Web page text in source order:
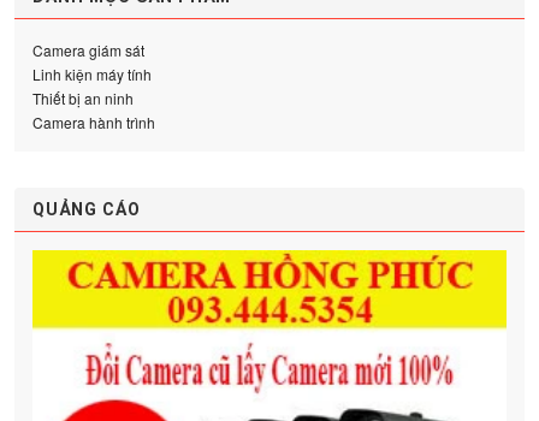
Camera giám sát
Linh kiện máy tính
Thiết bị an ninh
Camera hành trình
QUẢNG CÁO